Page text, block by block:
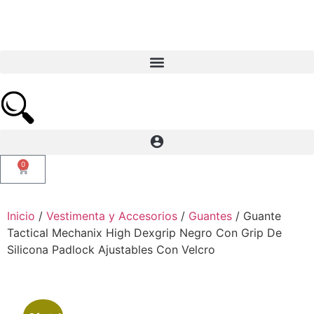
0
Inicio / Vestimenta y Accesorios / Guantes / Guante
Tactical Mechanix High Dexgrip Negro Con Grip De
Silicona Padlock Ajustables Con Velcro